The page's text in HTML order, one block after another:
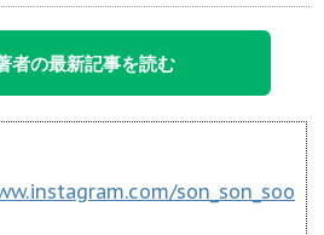
者の最新記事を読む
son_son_soo